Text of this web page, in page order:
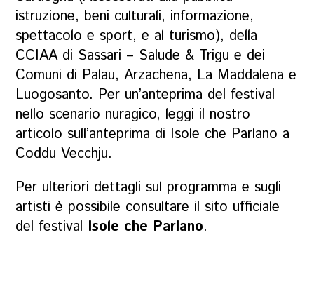
istruzione, beni culturali, informazione,
spettacolo e sport, e al turismo), della
CCIAA di Sassari – Salude & Trigu e dei
Comuni di Palau, Arzachena, La Maddalena e
Luogosanto. Per un’anteprima del festival
nello scenario nuragico, leggi il nostro
articolo sull’anteprima di Isole che Parlano a
Coddu Vecchju.
Per ulteriori dettagli sul programma e sugli
artisti è possibile consultare il sito ufficiale
del festival Isole che Parlano.